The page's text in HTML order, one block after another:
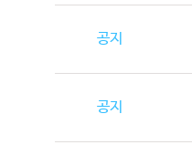
공지
공지